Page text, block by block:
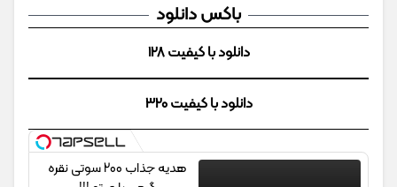
باکس دانلود
دانلود با کیفیت 128
دانلود با کیفیت 320
هدیه جذاب 200 سوتی نقره